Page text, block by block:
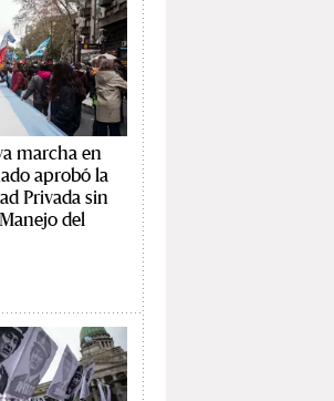
marcha en
aprobó la
Privada sin
del